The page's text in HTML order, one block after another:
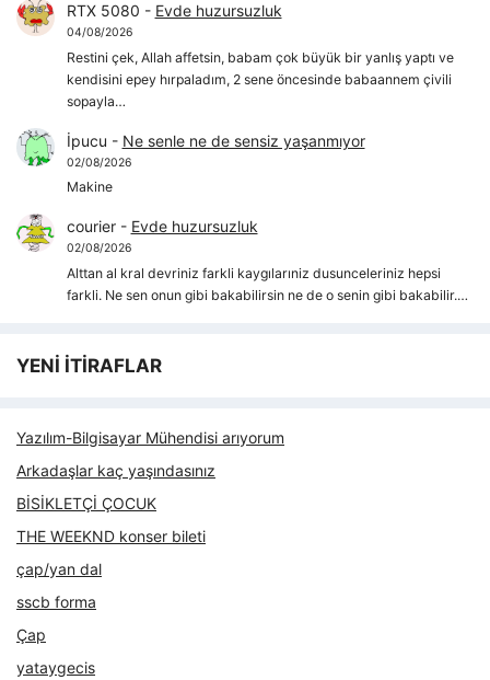
RTX 5080 - Evde huzursuzluk
04/08/2026
Restini çek, Allah affetsin, babam çok büyük bir yanlış yaptı ve
kendisini epey hırpaladım, 2 sene öncesinde babaannem çivili
sopayla…
İpucu - Ne senle ne de sensiz yaşanmıyor
02/08/2026
Makine
courier- Evde huzursuzluk
02/08/2026
Alttan al kral devriniz farkli kaygılarıniz dusunceleriniz hepsi
farkli. Ne sen onun gibi bakabilirsin ne de o senin gibi bakabilir.…
YENİ İTİRAFLAR
Yazılım-Bilgisayar Mühendisi arıyorum
Arkadaşlar kaç yaşındasınız
BİSİKLETÇİ ÇOCUK
THE WEEKND konser bileti
çap/yan dal
sscb forma
Çap
yataygecis